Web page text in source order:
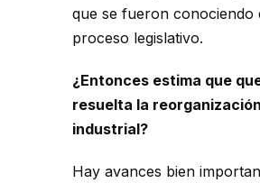
que se fueron conociendo
proceso legislativo.
¿Entonces estima que
resuelta la reorganización
industrial?
Hay avances bien